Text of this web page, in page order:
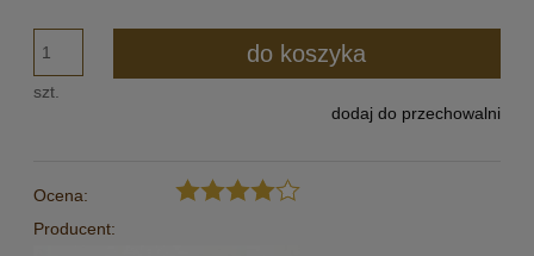
szt.
do koszyka
dodaj do przechowalni
Ocena:
Producent: